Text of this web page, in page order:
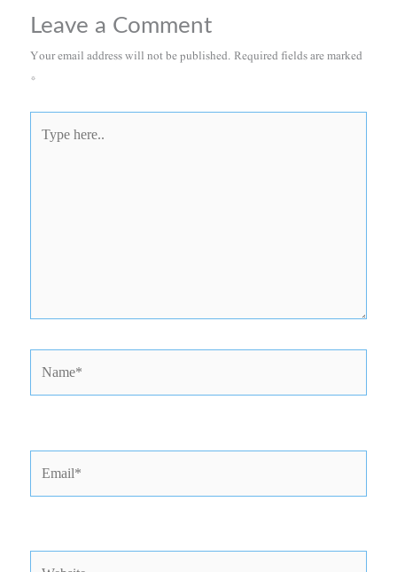
Leave a Comment
Your email address will not be published.Required fields are marked
*
here..